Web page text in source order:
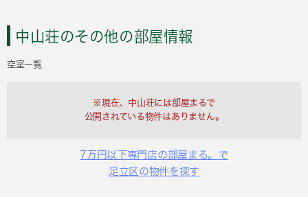
中山荘のその他の部屋情報
空室一覧
※現在、中山荘には部屋まるで
公開されている物件はありません。
7万円以下専門店の部屋まる。で
足立区の物件を探す